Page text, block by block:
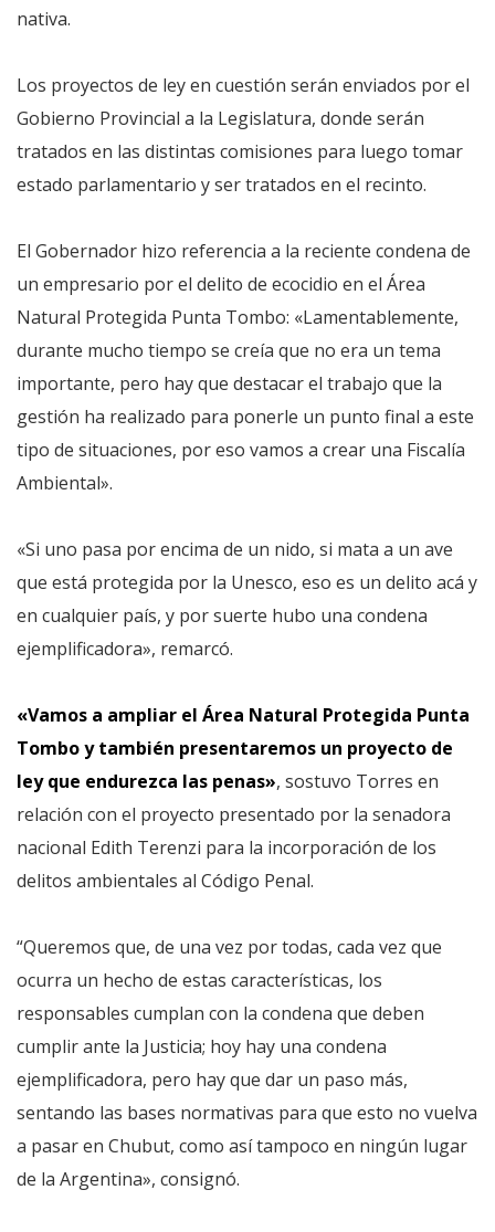
nativa.
Los proyectos de ley en cuestión serán enviados por el
Gobierno Provincial a la Legislatura, donde serán
tratados en las distintas comisiones para luego tomar
estado parlamentario y ser tratados en el recinto.
El Gobernador hizo referencia a la reciente condena de
un empresario por el delito de ecocidio en el Área
Natural Protegida Punta Tombo: «Lamentablemente,
durante mucho tiempo se creía que no era un tema
importante, pero hay que destacar el trabajo que la
gestión ha realizado para ponerle un punto final a este
tipo de situaciones, por eso vamos a crear una Fiscalía
Ambiental».
«Si uno pasa por encima de un nido, si mata a un ave
que está protegida por la Unesco, eso es un delito acá y
en cualquier país, y por suerte hubo una condena
ejemplificadora», remarcó.
«Vamos a ampliar el Área Natural Protegida Punta
Tombo y también presentaremos un proyecto de
ley que endurezca las penas», sostuvo Torres en
relación con el proyecto presentado por la senadora
nacional Edith Terenzi para la incorporación de los
delitos ambientales al Código Penal.
“Queremos que, de una vez por todas, cada vez que
ocurra un hecho de estas características, los
responsables cumplan con la condena que deben
cumplir ante la Justicia; hoy hay una condena
ejemplificadora, pero hay que dar un paso más,
sentando las bases normativas para que esto no vuelva
a pasar en Chubut, como así tampoco en ningún lugar
de la Argentina», consignó.